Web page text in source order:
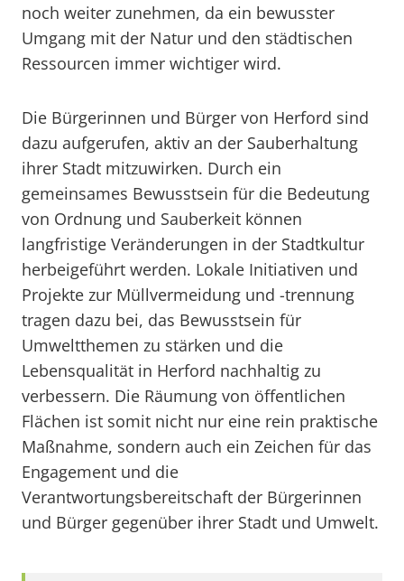
noch weiter zunehmen, da ein bewusster
Umgang mit der Natur und den städtischen
Ressourcen immer wichtiger wird.
Die Bürgerinnen und Bürger von Herford sind
dazu aufgerufen, aktiv an der Sauberhaltung
ihrer Stadt mitzuwirken. Durch ein
gemeinsames Bewusstsein für die Bedeutung
von Ordnung und Sauberkeit können
langfristige Veränderungen in der Stadtkultur
herbeigeführt werden. Lokale Initiativen und
Projekte zur Müllvermeidung und -trennung
tragen dazu bei, das Bewusstsein für
Umweltthemen zu stärken und die
Lebensqualität in Herford nachhaltig zu
verbessern. Die Räumung von öffentlichen
Flächen ist somit nicht nur eine rein praktische
Maßnahme, sondern auch ein Zeichen für das
Engagement und die
Verantwortungsbereitschaft der Bürgerinnen
und Bürger gegenüber ihrer Stadt und Umwelt.